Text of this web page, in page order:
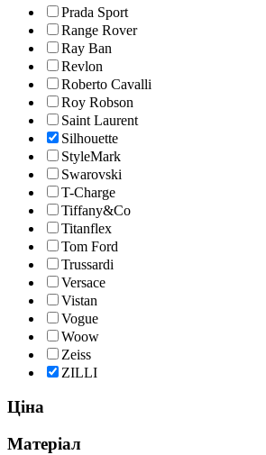
Prada Sport
Range Rover
Ray Ban
Revlon
Roberto Cavalli
Roy Robson
Saint Laurent
Silhouette
StyleMark
Swarovski
T-Charge
Tiffany&Co
Titanflex
Tom Ford
Trussardi
Versace
Vistan
Vogue
Woow
Zeiss
ZILLI
Ціна
Матеріал